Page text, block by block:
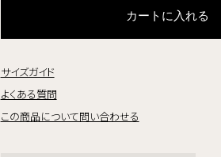
カートに入れる
サイズガイド
よくある質問
この商品について問い合わせる